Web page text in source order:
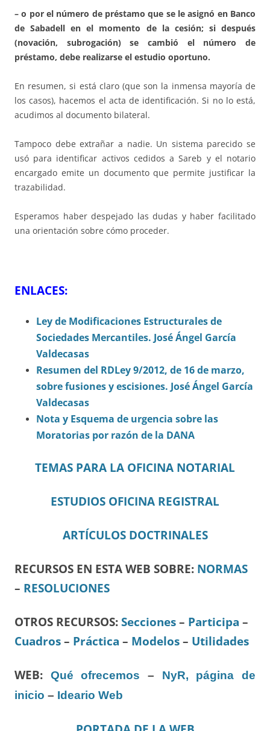
– o por el número de préstamo que se le asignó en Banco
de Sabadell en el momento de la cesión; si después
(novación, subrogación) se cambió el número de
préstamo, debe realizarse el estudio oportuno.
En resumen, si está claro (que son la inmensa mayoría de
los casos), hacemos el acta de identificación. Si no lo está,
acudimos al documento bilateral.
Tampoco debe extrañar a nadie. Un sistema parecido se
usó para identificar activos cedidos a Sareb y el notario
encargado emite un documento que permite justificar la
trazabilidad.
Esperamos haber despejado las dudas y haber facilitado
una orientación sobre cómo proceder.
ENLACES:
Ley de Modificaciones Estructurales de
Sociedades Mercantiles. José Ángel García
Valdecasas
Resumen del RDLey 9/2012, de 16 de marzo,
sobre fusiones y escisiones. José Ángel García
Valdecasas
Nota y Esquema de urgencia sobre las
Moratorias por razón de la DANA
TEMAS PARA LA OFICINA NOTARIAL
ESTUDIOS OFICINA REGISTRAL
ARTÍCULOS DOCTRINALES
RECURSOS EN ESTA WEB SOBRE: NORMAS
– RESOLUCIONES
OTROS RECURSOS: Secciones – Participa –
Cuadros – Práctica – Modelos – Utilidades
WEB: Qué ofrecemos – NyR, página de
inicio – Ideario Web